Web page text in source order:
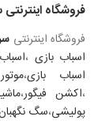
فروشگاه
فروشگاه اینترنتی
اسباب بازی ،
اسباب بازی،
،اکشن فیگور،
پولیشی،سگ